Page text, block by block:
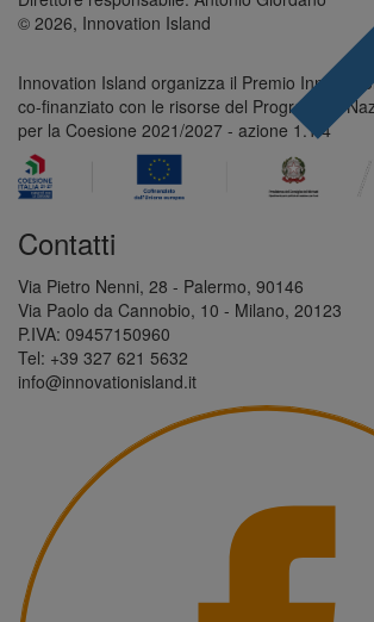
© 2026, Innovation Island
Innovation Island organizza il Premio
co-finanziato con le risorse del Programma
per la Coesione 2021/2027 - azione 1.1.4
Contatti
Via Pietro Nenni, 28 - Palermo, 90146
Via Paolo da Cannobio, 10 - Milano, 20123
P.IVA: 09457150960
Tel: +39 327 621 5632
info@innovationisland.it